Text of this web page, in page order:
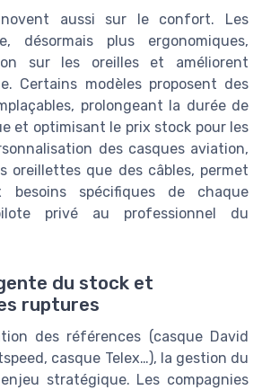
aussi sur le confort. Les
désormais plus ergonomiques,
sur les oreilles et améliorent
Certains modèles proposent des
prolongeant la durée de
et optimisant le prix stock pour les
des casques aviation,
oreillettes que des câbles, permet
besoins spécifiques de chaque
privé au professionnel du
du stock et
ruptures
des références (casque David
casque Telex…), la gestion du
stratégique. Les compagnies